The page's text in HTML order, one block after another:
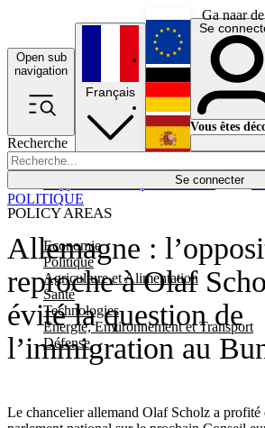
Ga naar
Open sub
navigation
Recherche
Se connecter
POLICY AREAS
Economie
Politique
Agriculture et Alimentation
Santé
Technologies
Energie, Environnement et Transport
Défense
Économie
Français
English
Deutsch
Español
Se
Vous êtes
Allemagne :
reproche à Olaf
évité la question de
l’immigration au
Le chancelier allemand Olaf Scholz a profité
POLITIQUE